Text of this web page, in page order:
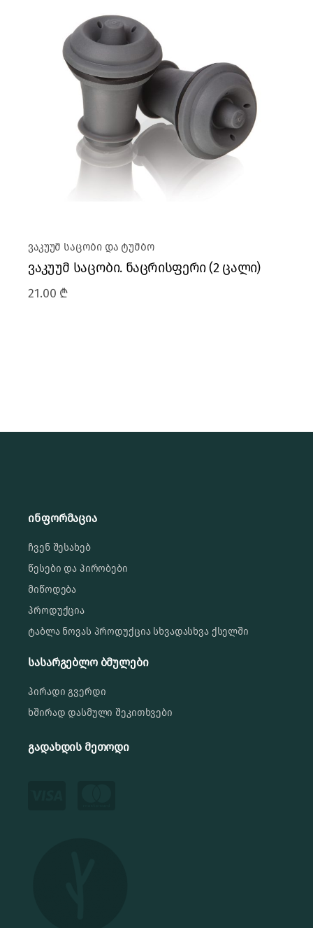
ვაკუუმ საცობი და ტუმბო
ვაკუუმ საცობი. ნაცრისფერი (2 ცალი)
21.00 ₾
ინფორმაცია
ჩვენ შესახებ
წესები და პირობები
მიწოდება
პროდუქცია
ტაბლა ნოვას პროდუქცია სხვადასხვა ქსელში
სასარგებლო ბმულები
პირადი გვერდი
ხშირად დასმული შეკითხვები
გადახდის მეთოდი